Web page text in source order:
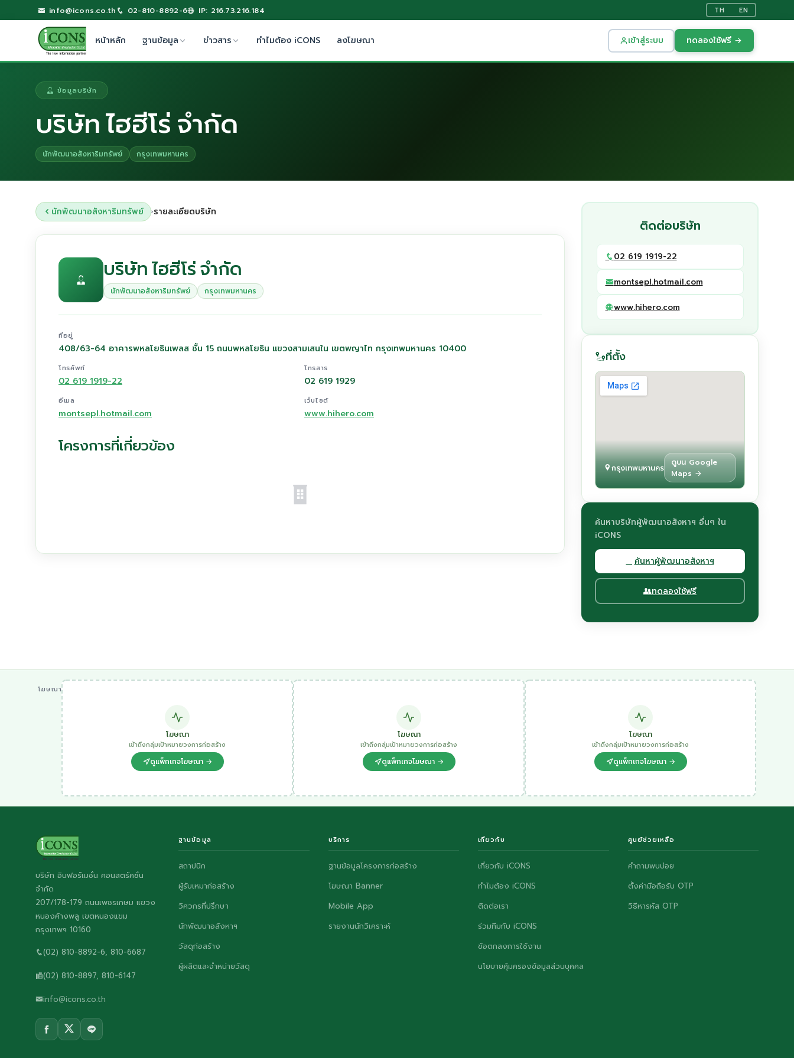
info@icons.co.th 02-810-8892-6 IP: 216.73.216.184 TH EN
หน้าหลัก ฐานข้อมูล ข่าวสาร ทำไมต้อง iCONS ลงโฆษณา เข้าสู่ระบบ ทดลองใช้ฟรี →
ข้อมูลบริษัท
บริษัท ไฮฮีโร่ จำกัด
นักพัฒนาอสังหาริมทรัพย์ กรุงเทพมหานคร
นักพัฒนาอสังหาริมทรัพย์ ›รายละเอียดบริษัท
บริษัท ไฮฮีโร่ จำกัด
นักพัฒนาอสังหาริมทรัพย์ กรุงเทพมหานคร
ที่อยู่
408/63-64 อาคารพหลโยธินเพลส ชั้น 15 ถนนพหลโยธิน แขวงสามเสนใน เขตพญาไท กรุงเทพมหานคร 10400
โทรศัพท์
02 619 1919-22
โทรสาร
02 619 1929
อีเมล
montsepl.hotmail.com
เว็บไซต์
www.hihero.com
โครงการที่เกี่ยวข้อง
ติดต่อบริษัท
02 619 1919-22
montsepl.hotmail.com
www.hihero.com
ที่ตั้ง
กรุงเทพมหานคร
ดูบน Google
Maps →
ค้นหาบริษัทผู้พัฒนาอสังหาฯ อื่นๆ ใน
iCONS
ค้นหาผู้พัฒนาอสังหาฯ
ทดลองใช้ฟรี
โฆษณา
โฆษณา
เข้าถึงกลุ่มเป้าหมายวงการก่อสร้าง
ดูแพ็กเกจโฆษณา →
โฆษณา
เข้าถึงกลุ่มเป้าหมายวงการก่อสร้าง
ดูแพ็กเกจโฆษณา →
โฆษณา
เข้าถึงกลุ่มเป้าหมายวงการก่อสร้าง
ดูแพ็กเกจโฆษณา →
บริษัท อินฟอร์เมชั่น คอนสตรัคชั่น
จำกัด
207/178-179 ถนนเพชรเกษม แขวง
หนองค้างพลู เขตหนองแขม
กรุงเทพฯ 10160
(02) 810-8892-6, 810-6687
(02) 810-8897, 810-6147
info@icons.co.th
ฐานข้อมูล
สถาปนิก
ผู้รับเหมาก่อสร้าง
วิศวกรที่ปรึกษา
นักพัฒนาอสังหาฯ
วัสดุก่อสร้าง
ผู้ผลิตและจำหน่ายวัสดุ
บริการ
ฐานข้อมูลโครงการก่อสร้าง
โฆษณา Banner
Mobile App
รายงานนักวิเคราะห์
เกี่ยวกับ
เกี่ยวกับ iCONS
ทำไมต้อง iCONS
ติดต่อเรา
ร่วมทีมกับ iCONS
ข้อตกลงการใช้งาน
นโยบายคุ้มครองข้อมูลส่วนบุคคล
ศูนย์ช่วยเหลือ
คำถามพบบ่อย
ตั้งค่ามือถือรับ OTP
วิธีหารหัส OTP